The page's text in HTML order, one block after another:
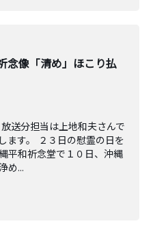
念像「清め」ほこり払
送分担当は上地和夫さんで
ます。 ２３日の慰霊の日を
平和祈念堂で１０日、沖縄
め...